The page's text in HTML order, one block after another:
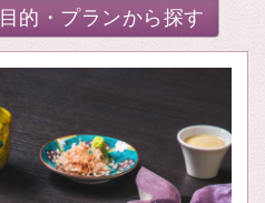
目的・プランから探す